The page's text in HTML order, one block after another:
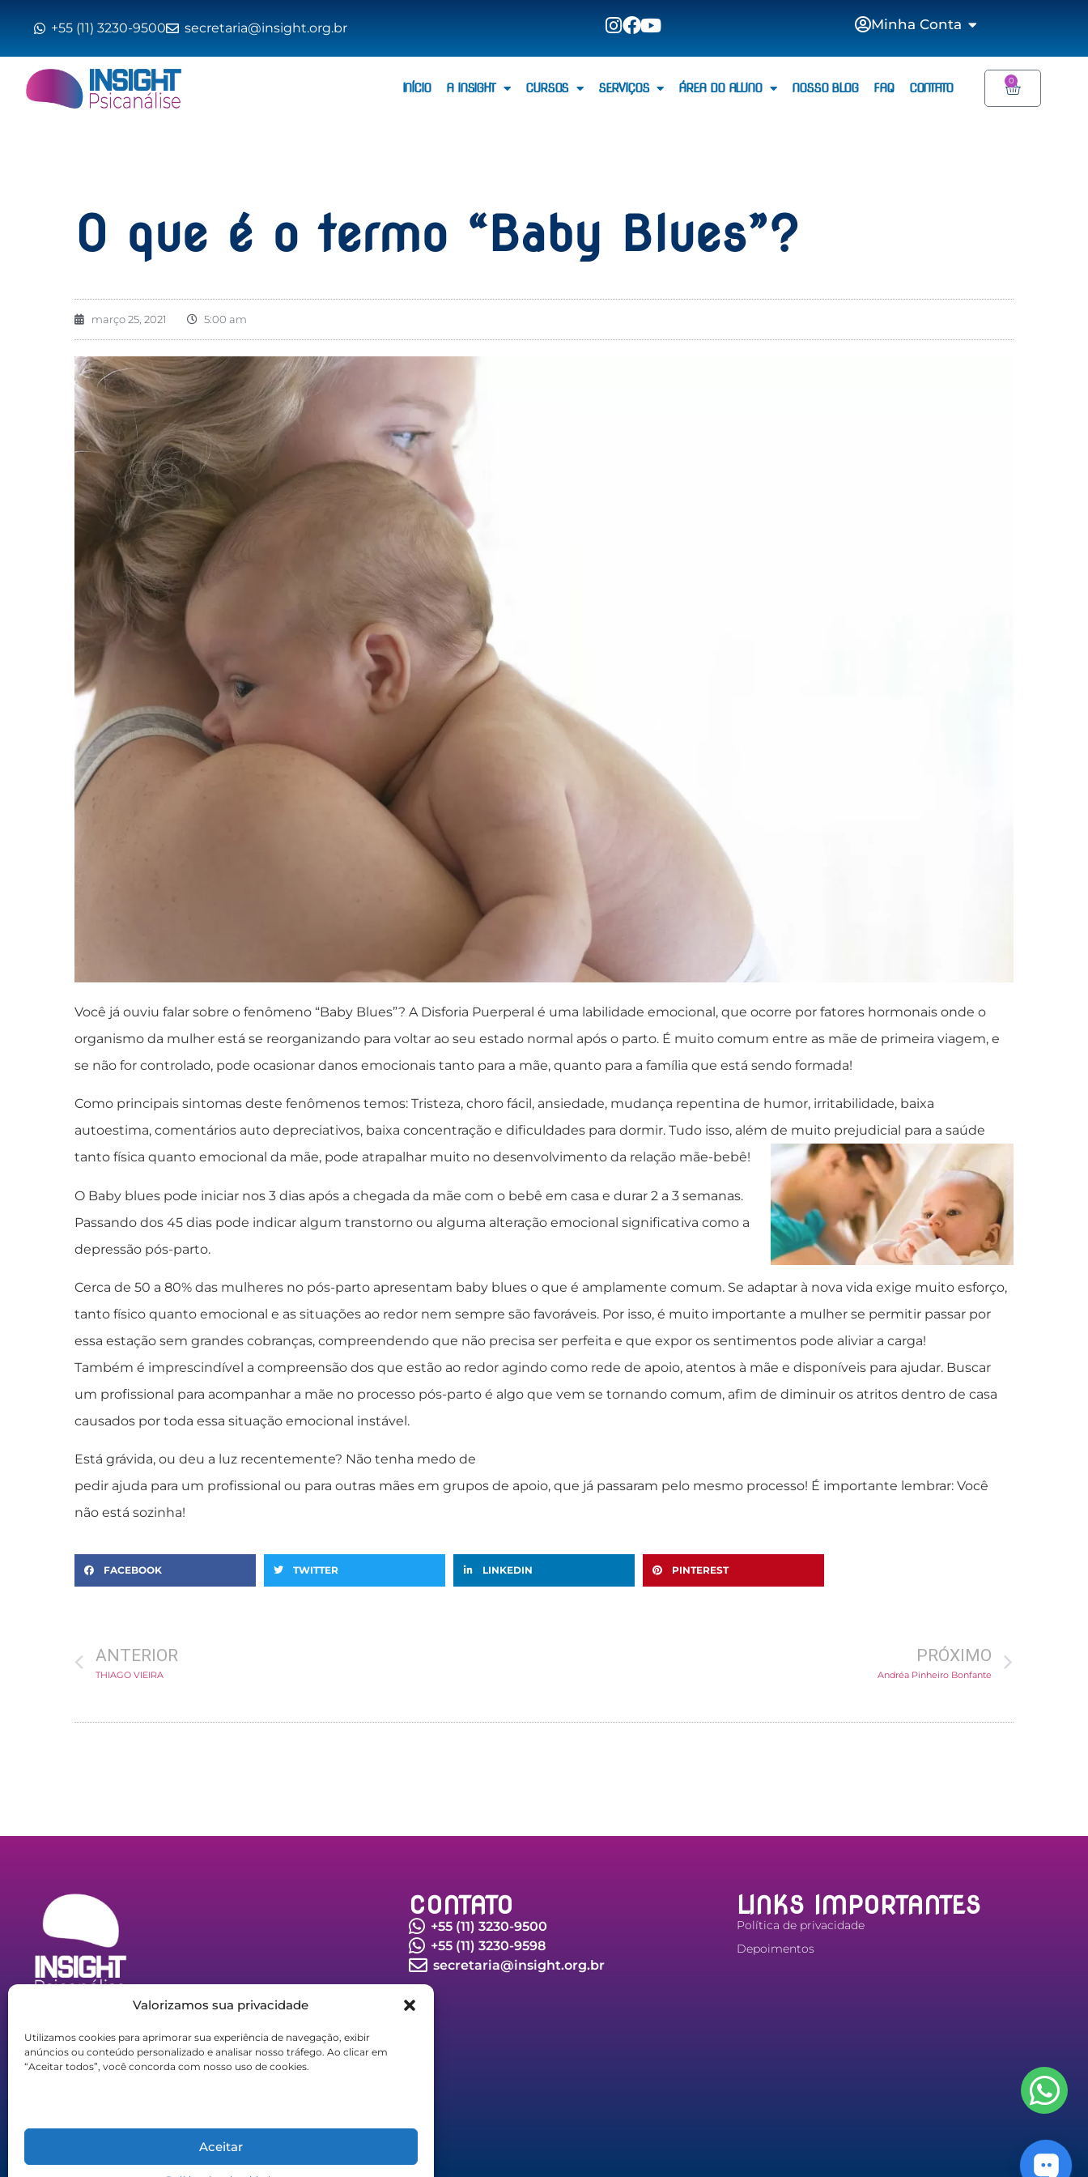
Valorizamos sua privacidade
Utilizamos cookies para aprimorar sua experiência de navegação, exibir
anúncios ou conteúdo personalizado e analisar nosso tráfego. Ao clicar em
“Aceitar todos”, você concorda com nosso uso de cookies.
Aceitar
+55 (11) 3230-9500 secretaria@insight.org.br Minha Conta
INÍCIO A INSIGHT CURSOS SERVIÇOS ÁREA DO ALUNO NOSSO BLOG FAQ CONTATO 0
O que é o termo “Baby Blues”?
março 25, 2021 5:00 am
Você já ouviu falar sobre o fenômeno “Baby Blues”? A Disforia Puerperal é uma labilidade emocional, que ocorre por fatores hormonais onde o
organismo da mulher está se reorganizando para voltar ao seu estado normal após o parto. É muito comum entre as mãe de primeira viagem, e
se não for controlado, pode ocasionar danos emocionais tanto para a mãe, quanto para a família que está sendo formada!
Como principais sintomas deste fenômenos temos: Tristeza, choro fácil, ansiedade, mudança repentina de humor, irritabilidade, baixa
autoestima, comentários auto depreciativos, baixa concentração e dificuldades para dormir. Tudo isso, além de muito prejudicial para a saúde
tanto física quanto emocional da mãe, pode atrapalhar muito no desenvolvimento da relação mãe-bebê!
O Baby blues pode iniciar nos 3 dias após a chegada da mãe com o bebê em casa e durar 2 a 3 semanas.
Passando dos 45 dias pode indicar algum transtorno ou alguma alteração emocional significativa como a
depressão pós-parto.
Cerca de 50 a 80% das mulheres no pós-parto apresentam baby blues o que é amplamente comum. Se adaptar à nova vida exige muito esforço,
tanto físico quanto emocional e as situações ao redor nem sempre são favoráveis. Por isso, é muito importante a mulher se permitir passar por
essa estação sem grandes cobranças, compreendendo que não precisa ser perfeita e que expor os sentimentos pode aliviar a carga!
Também é imprescindível a compreensão dos que estão ao redor agindo como rede de apoio, atentos à mãe e disponíveis para ajudar. Buscar
um profissional para acompanhar a mãe no processo pós-parto é algo que vem se tornando comum, afim de diminuir os atritos dentro de casa
causados por toda essa situação emocional instável.
Está grávida, ou deu a luz recentemente? Não tenha medo de
pedir ajuda para um profissional ou para outras mães em grupos de apoio, que já passaram pelo mesmo processo! É importante lembrar: Você
não está sozinha!
FACEBOOK TWITTER LINKEDIN PINTEREST
ANTERIOR
THIAGO VIEIRA
PRÓXIMO
Andréa Pinheiro Bonfante
Associação Brasileira de Psicanálise Insight, é uma
educacional, cujo objetivo central é a psicanálise,
devidamente estabelecida naAv. Paulista, nº807, 23º andar,
conjunto 2315, no bairro de Jardins, na cidade de São
CONTATO
+55 (11) 3230-9500
+55 (11) 3230-9598
secretaria@insight.org.br
LINKS IMPORTANTES
Política de privacidade
Depoimentos